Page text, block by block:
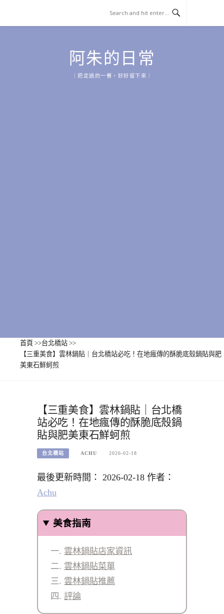
content
阿朱的日常
｜把走過的一餐，好好留下來｜
首頁 >>台北橋站 >>
【三重美食】雲林鍋貼｜台北橋站必吃！在地瘋傳的酥脆底殼鍋貼與肥
美東石鮮蚵煎
【三重美食】雲林鍋貼｜台北橋
站必吃！在地瘋傳的酥脆底殼鍋
貼與肥美東石鮮蚵煎
台北橋站 ACHU 2026-02-18
最後更新時間： 2026-02-18 作者：
Achu
美食指南
雲林鍋貼店家資訊
雲林鍋貼菜單
雲林鍋貼推薦
評論